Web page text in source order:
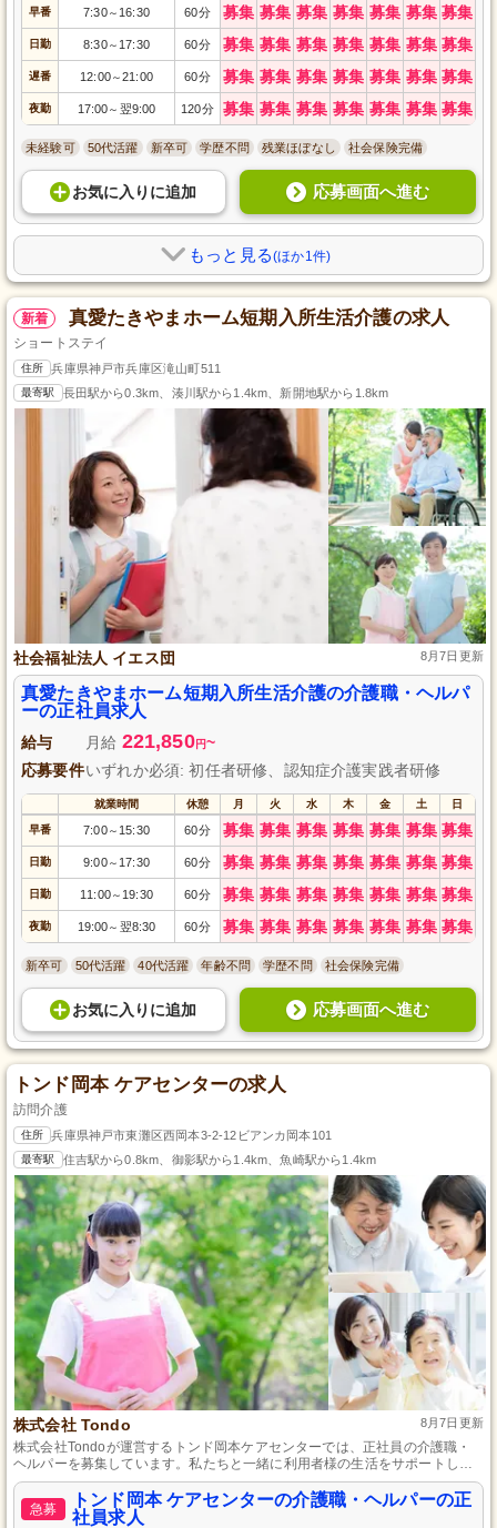
早番 7:30～ 16:30 60分 募集 募集 募集 募集 募集 募集 募集
日勤 8:30～ 17:30 60分 募集 募集 募集 募集 募集 募集 募集
遅番 12:00～21:00 60分 募集 募集 募集 募集 募集 募集 募集
夜勤 17:00～ 翌9:00 120分 募集 募集 募集 募集 募集 募集 募集
未経験可 50代活躍 新卒可 学歴不問 残業ほぼなし 社会保険完備
お気に入り に追加 応募画面へ進む
もっと見る(ほか1件)
新着 真愛たきやまホーム短期入所生活介護の求人
ショートステイ
住所 兵庫県神戸市兵庫区滝山町511
最寄駅 長田駅から0.3km、湊川駅から1.4km、新開地駅から1.8km
社会福祉法人 イエス団 8月7日更新
真愛たきやまホーム短期入所生活介護の介護職・ヘルパ
ーの正社員求人
給与 月給 221,850円~
応募要件いずれか必須: 初任者研修、認知症介護実践者研修
就業時間 休憩 月 火 水 木 金 土 日
早番 7:00～ 15:30 60分 募集 募集 募集 募集 募集 募集 募集
日勤 9:00～ 17:30 60分 募集 募集 募集 募集 募集 募集 募集
日勤 11:00～ 19:30 60分 募集 募集 募集 募集 募集 募集 募集
夜勤 19:00～ 翌8:30 60分 募集 募集 募集 募集 募集 募集 募集
新卒可 50代活躍 40代活躍 年齢不問 学歴不問 社会保険完備
お気に入り に追加 応募画面へ進む
トンド岡本 ケアセンターの求人
訪問介護
住所 兵庫県神戸市東灘区西岡本3-2-12ビアンカ岡本101
最寄駅 住吉駅から0.8km、御影駅から1.4km、魚崎駅から1.4km
株式会社 Tondo 8月7日更新
株式会社Tondoが運営するトンド岡本ケアセンターでは、正社員の介護職・
ヘルパーを募集しています。私たちと一緒に利用者様の生活をサポートし、
地域に貢献しませんか。資格や経験は問いませんので、未経験の方も大歓迎
です。あなたの温かい心と笑顔で、利用者様に安心と喜びを届けましょう。
ぜひこの機会にご応募ください。
急募
トンド岡本 ケアセンターの介護職・ヘルパーの正
社員求人